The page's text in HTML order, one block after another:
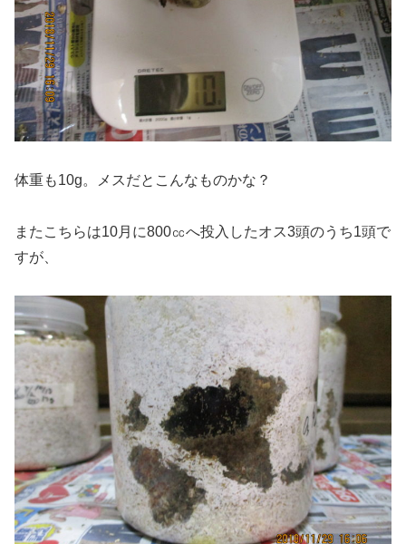
体重も10g。メスだとこんなものかな？
またこちらは10月に800㏄へ投入したオス3頭のうち1頭で
すが、